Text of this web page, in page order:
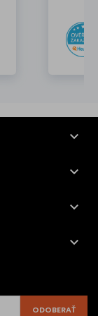



